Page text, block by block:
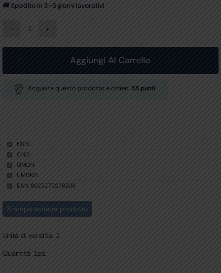
🚚 Spedito in 3–5 giorni lavorativi
COPERTURA
per
-
crema
quantità
Aggiungi Al Carrello
Acquista questo prodotto e ottieni 33 punti
NSIS:
CND:
GMDN:
UMDNS:
EAN: 8023279276206
Stampa scheda prodotto
Unità di vendita: 1
Quantità: 1pz.